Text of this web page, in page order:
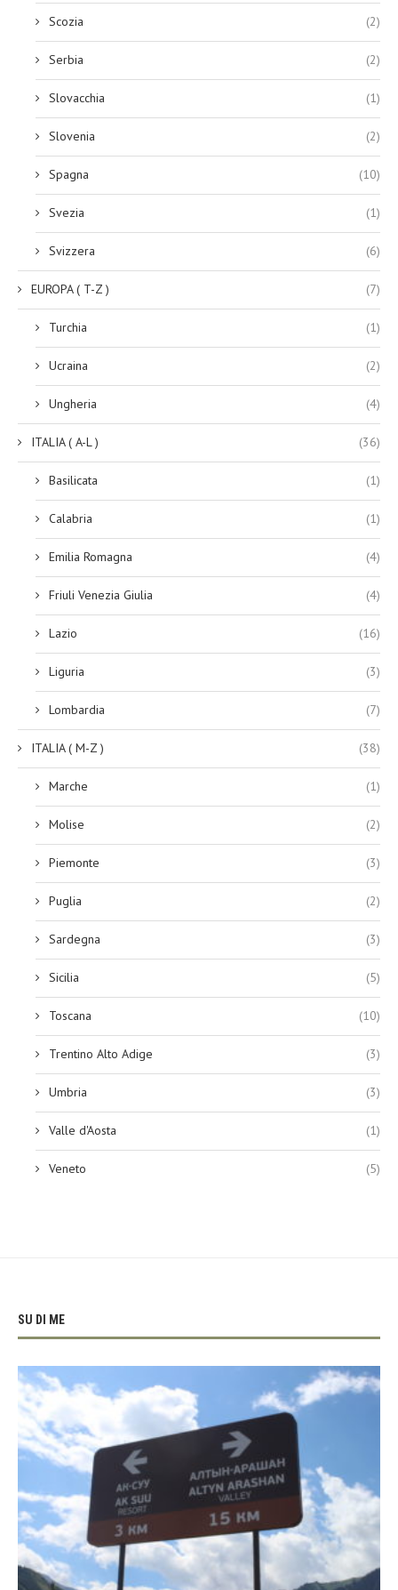
Scozia (2)
Serbia (2)
Slovacchia (1)
Slovenia (2)
Spagna (10)
Svezia (1)
Svizzera (6)
EUROPA ( T-Z ) (7)
Turchia (1)
Ucraina (2)
Ungheria (4)
ITALIA ( A-L ) (36)
Basilicata (1)
Calabria (1)
Emilia Romagna (4)
Friuli Venezia Giulia (4)
Lazio (16)
Liguria (3)
Lombardia (7)
ITALIA ( M-Z ) (38)
Marche (1)
Molise (2)
Piemonte (3)
Puglia (2)
Sardegna (3)
Sicilia (5)
Toscana (10)
Trentino Alto Adige (3)
Umbria (3)
Valle d'Aosta (1)
Veneto (5)
SU DI ME